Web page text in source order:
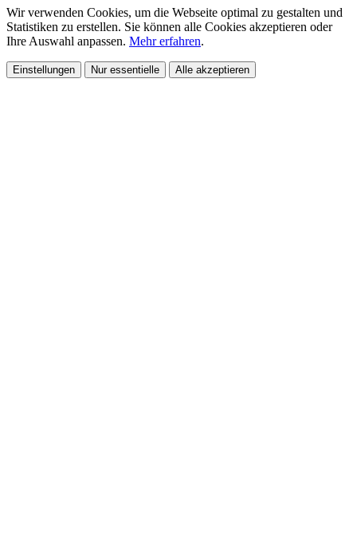
Wir verwenden Cookies, um die Webseite optimal zu gestalten und
Statistiken zu erstellen. Sie können alle Cookies akzeptieren oder
Ihre Auswahl anpassen. Mehr erfahren.
Einstellungen Nur essentielle Alle akzeptieren